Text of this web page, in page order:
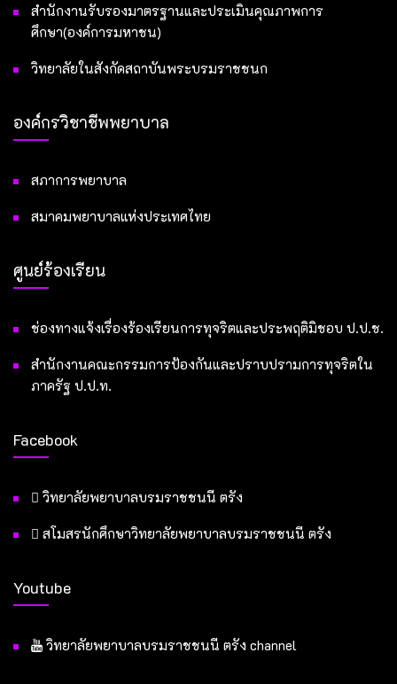
สำนักงานรับรองมาตรฐานและประเมินคุณภาพการ
ศึกษา(องค์การมหาชน)
วิทยาลัยในสังกัดสถาบันพระบรมราชชนก
องค์กรวิชาชีพพยาบาล
สภาการพยาบาล
สมาคมพยาบาลแห่งประเทศไทย
ศูนย์ร้องเรียน
ช่องทางแจ้งเรื่องร้องเรียนการทุจริตและประพฤติมิชอบ ป.ป.ช.
สำนักงานคณะกรรมการป้องกันและปราบปรามการทุจริตใน
ภาครัฐ ป.ป.ท.
Facebook
วิทยาลัยพยาบาลบรมราชชนนี ตรัง
สโมสรนักศึกษาวิทยาลัยพยาบาลบรมราชชนนี ตรัง
Youtube
วิทยาลัยพยาบาลบรมราชชนนี ตรัง channel